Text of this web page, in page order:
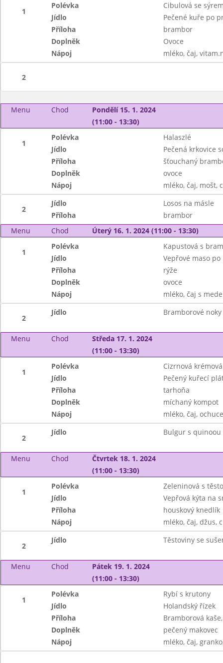
1
Polévka
Cibulová se
Jídlo
Pečené kuře po
Příloha
brambor
Doplněk
Ovoce
Nápoj
mléko, čaj,
2
Menu Chod
Pondělí 15. 1. 2024
(11:00 - 13:30)
1
Polévka
Halaszlé
Jídlo
Pečená krkovice
Příloha
šťouchaný
Doplněk
ovoce
Nápoj
mléko, čaj, mošt,
2
Jídlo
Losos na másle
Příloha
brambor
Menu
Chod Úterý 16. 1. 2024 (11:00 - 13:30)
1
Polévka
Kapustová s
Jídlo
Vepřové maso
Příloha
rýže
Doplněk
ovoce
Nápoj
mléko, čaj s
2
Jídlo Bramborové
Menu Chod
Středa 17. 1. 2024
(11:00 - 13:30)
1
Polévka
Cizrnová krémová
Jídlo
Pečený kuřecí
Příloha
tarhoňa
Doplněk
míchaný kompot
Nápoj
mléko, čaj,
2
Jídlo Bulgur s
Menu Chod
Čtvrtek 18. 1. 2024
(11:00 - 13:30)
1
Polévka
Zeleninová s
Jídlo
Vepřová kýta na
Příloha
houskový knedlík
Nápoj
mléko, čaj, džus,
2
Jídlo Těstoviny se
Menu Chod
Pátek 19. 1. 2024
(11:00 - 13:30)
1
Polévka
Rybí s krutony
Jídlo
Holandský řízek
Příloha
Bramborová
Doplněk
pečený makovec
Nápoj
mléko, čaj,